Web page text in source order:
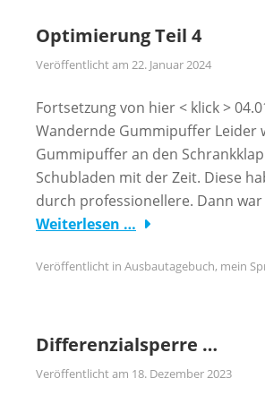
Optimierung Teil 4
Veröffentlicht am 22. Januar 2024
Fortsetzung von hier < klick >
Wandernde Gummipuffer Leider
Gummipuffer an den
Schubladen mit der Zeit. Diese
durch professionellere. Dann war
Weiterlesen …
Veröffentlicht in Ausbautagebuch, mein
Differenzialsperre …
Veröffentlicht am 18. Dezember 2023